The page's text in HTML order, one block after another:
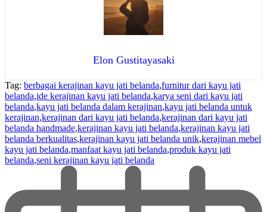
Elon Gustitayasaki
Tag: berbagai kerajinan kayu jati belanda,furnitur dari kayu jati
belanda,ide kerajinan kayu jati belanda,karya seni dari kayu jati
belanda,kayu jati belanda dalam kerajinan,kayu jati belanda untuk
kerajinan,kerajinan dari kayu jati belanda,kerajinan dari kayu jati
belanda handmade,kerajinan kayu jati belanda,kerajinan kayu jati
belanda berkualitas,kerajinan kayu jati belanda unik,kerajinan mebel
kayu jati belanda,manfaat kayu jati belanda,produk kayu jati
belanda,seni kerajinan kayu jati belanda